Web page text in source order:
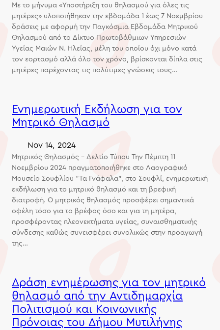
Με το μήνυμα «Υποστήριξη του θηλασμού για όλες τις
μητέρες» υλοποιήθηκαν την εβδομάδα 1 έως 7 Νοεμβρίου
δράσεις με αφορμή την Παγκόσμια Εβδομάδα Μητρικού
Θηλασμού από το Δίκτυο Πρωτοβάθμιων Υπηρεσιών
Υγείας Μαιών Ν. Ηλείας, μέλη του οποίου όχι μόνο κατά
τον εορτασμό αλλά όλο τον χρόνο, βρίσκονται δίπλα στις
μητέρες παρέχοντας τις πολύτιμες γνώσεις τους…
Ενημερωτική Εκδήλωση για τον
Μητρικό Θηλασμό
Nov 14, 2024
Μητρικός Θηλασμός – Δελτίο Τύπου Την Πέμπτη 11
Νοεμβρίου 2024 πραγματοποιήθηκε στο Λαογραφικό
Μουσείο Σουφλίου “Τα Γνάφαλα”, στο Σουφλί, ενημερωτική
εκδήλωση για το μητρικό θηλασμό και τη βρεφική
διατροφή. Ο μητρικός θηλασμός προσφέρει σημαντικά
οφέλη τόσο για το βρέφος όσο και για τη μητέρα,
προσφέροντας πλεονεκτήματα υγείας, συναισθηματικής
σύνδεσης καθώς συνεισφέρει συνολικώς στην προαγωγή
της…
Δράση ενημέρωσης για τον μητρικό
θηλασμό από την Αντιδημαρχία
Πολιτισμού και Κοινωνικής
Πρόνοιας του Δήμου Μυτιλήνης